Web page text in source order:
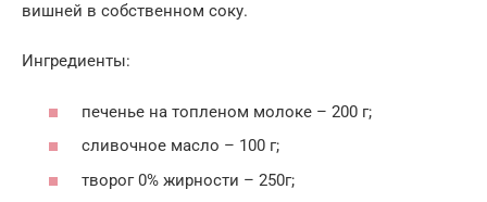
вишней в собственном соку.
Ингредиенты:
печенье на топленом молоке – 200 г;
сливочное масло – 100 г;
творог 0% жирности – 250г;